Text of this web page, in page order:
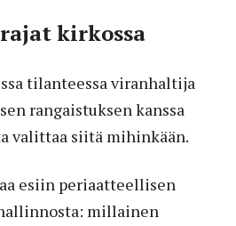
kirkossa
tilanteessa viranhaltija
rangaistuksen kanssa
valittaa siitä mihinkään.
esiin periaatteellisen
millainen